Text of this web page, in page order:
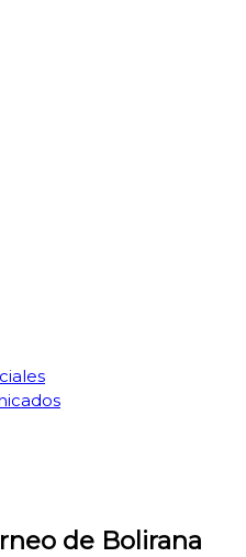
y lucha
y lucha
de Bolirana